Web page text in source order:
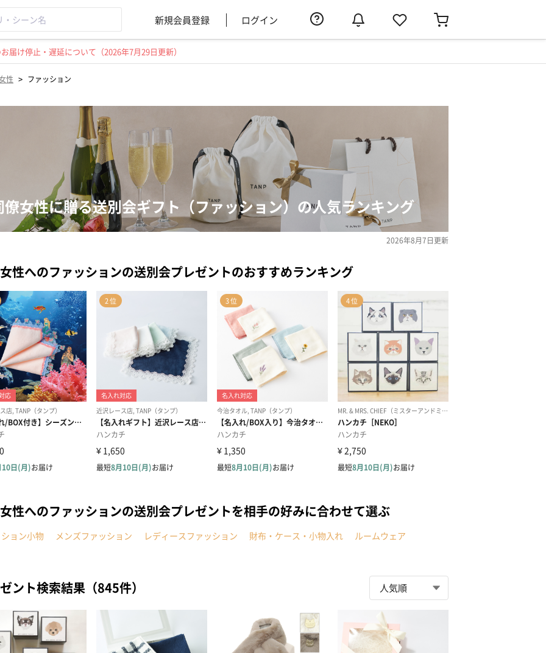
新規会員登録 ログイン
け停止・遅延について（2026年7月29日更新）
性 > ファッション
僚女性に贈る送別会ギフト（ファッション）の人気ランキング
2026年8月7日更新
性へのファッションの送別会プレゼントのおすすめランキング
性へのファッションの送別会プレゼントを相手の好みに合わせて選ぶ
ョン小物 メンズファッション レディースファッション 財布・ケース・小物入れ ルームウェア
ント検索結果（845件）